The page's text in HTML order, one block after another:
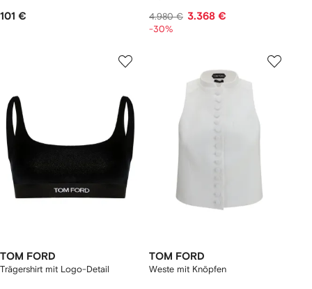
101 € 4.980 € 3.368 €
-30%
TOM FORD
Trägershirt mit Logo-Detail
TOM FORD
Weste mit Knöpfen